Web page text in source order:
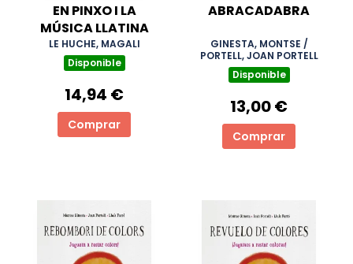
EN PINXO I LA
MÚSICA LLATINA
LE HUCHE, MAGALI
Disponible
14,94 €
Comprar
ABRACADABRA
GINESTA, MONTSE /
PORTELL, JOAN PORTELL
Disponible
13,00 €
Comprar